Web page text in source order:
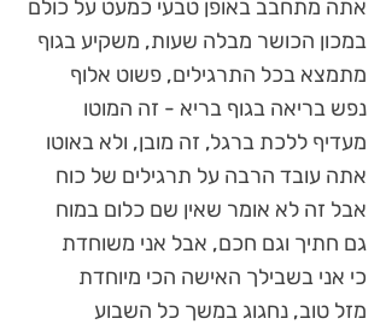
אתה מתחבב באופן טבעי כמעט על כולם
במכון הכושר מבלה שעות, משקיע בגוף
מתמצא בכל התרגילים, פשוט אלוף
נפש בריאה בגוף בריא - זה המוטו
מעדיף ללכת ברגל, זה מובן, ולא באוטו
אתה עובד הרבה על תרגילים של כוח
אבל זה לא אומר שאין שם כלום במוח
גם חתיך וגם חכם, אבל אני משוחדת
כי אני בשבילך האישה הכי מיוחדת
מזל טוב, נחגוג במשך כל השבוע